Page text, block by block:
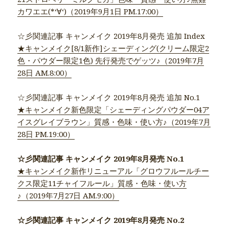
カワエエ(*‘∀‘)（2019年9月1日 PM.17:00）
☆彡関連記事 キャンメイク 2019年8月発売 追加 Index
★キャンメイク[8/1新作]シェーディング(クリーム限定2
色・パウダー限定1色) 先行発売でゲッツ♪（2019年7月
28日 AM.8:00）
☆彡関連記事 キャンメイク 2019年8月発売 追加 No.1
★キャンメイク新色限定「シェーディングパウダー04ア
イスグレイブラウン」質感・色味・使い方♪（2019年7月
28日 PM.19:00）
☆彡関連記事 キャンメイク 2019年8月発売 No.1
★キャンメイク新作リニューアル「グロウフルールチー
クス限定11チャイフルール」質感・色味・使い方
♪（2019年7月27日 AM.9:00）
☆彡関連記事 キャンメイク 2019年8月発売 No.2